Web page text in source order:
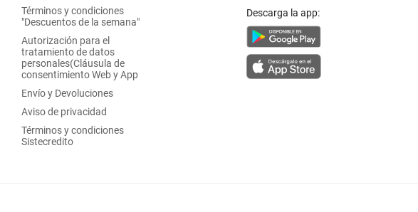
Términos y condiciones
"Descuentos de la semana"
Autorización para el
tratamiento de datos
personales(Cláusula de
consentimiento Web y App
Envío y Devoluciones
Aviso de privacidad
Términos y condiciones
Sistecredito
Descarga la app: